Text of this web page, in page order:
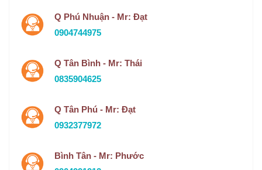
Q Phú Nhuận - Mr: Đạt
0904744975
Q Tân Bình - Mr: Thái
0835904625
Q Tân Phú - Mr: Đạt
0932377972
Bình Tân - Mr: Phước